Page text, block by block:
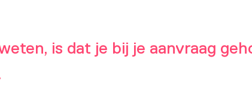
is dat je bij je aanvraag